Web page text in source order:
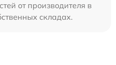
от производителя в
складах.